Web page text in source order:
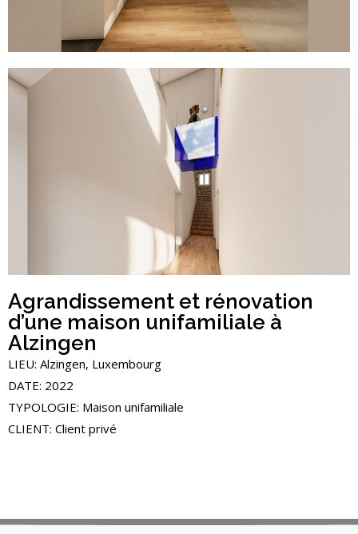
Agrandissement et rénovation
d’une maison unifamiliale à
Alzingen
LIEU: Alzingen, Luxembourg
DATE: 2022
TYPOLOGIE: Maison unifamiliale
CLIENT: Client privé